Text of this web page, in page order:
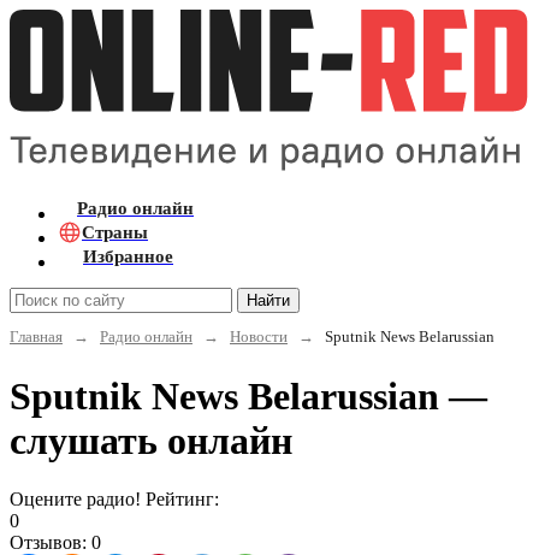
Радио онлайн
Страны
Избранное
Найти
Главная
→ Радио онлайн → Новости → Sputnik News Belarussian
Sputnik News Belarussian —
слушать онлайн
Оцените радио! Рейтинг:
0
Отзывов: 0